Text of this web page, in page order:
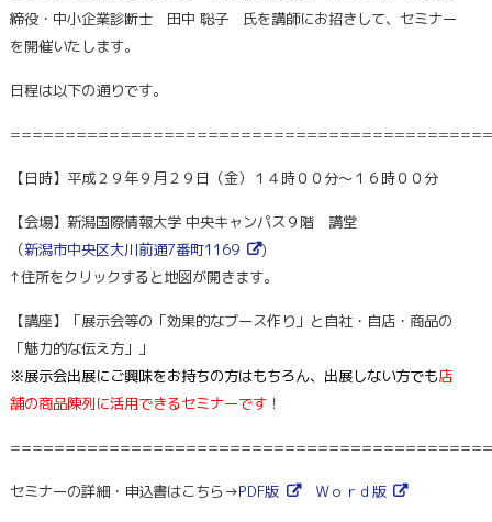
締役・ 中小企業診断士 田中 聡子 氏を講師にお招きして、セミナー
を開催いたします。
日程は以下の通りです。
【日時】平成２９年９月２９日（金）１４時００分～１６時００分
【会場】新潟国際情報大学 中央キャンパス９階 講堂
（新潟市中央区大川前通7番町1169
)
↑住所をクリックすると地図が開きます。
【講座】「展示会等の「効果的なブース作り」と自社・自店・商品の
「魅力的な伝え方」」
※展示会出展にご興味をお持ちの方はもちろん、出展しない方でも店
舗の商品陳列に活用できるセミナーです！
セミナーの詳細・申込書はこちら→PDF版 Ｗｏｒｄ版